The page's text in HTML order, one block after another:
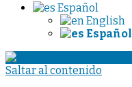
Español
English
Español
Saltar al contenido